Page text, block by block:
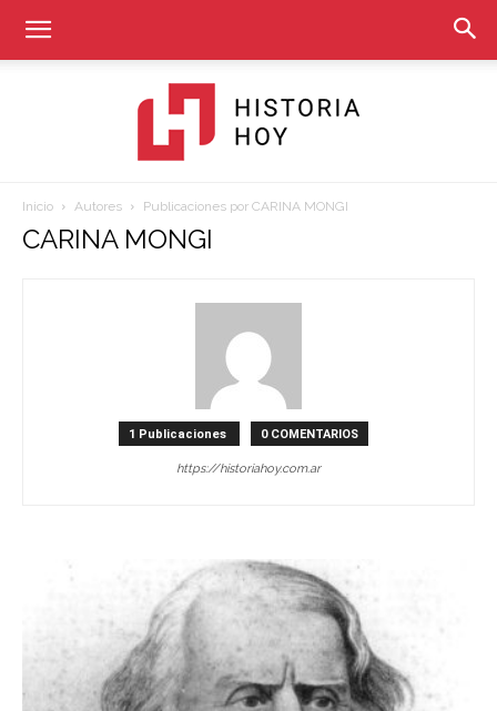
Historia
Inicio Autores Publicaciones por CARINA MONGI
CARINA MONGI
1 Publicaciones 0 COMENTARIOS
https://historiahoy.com.ar